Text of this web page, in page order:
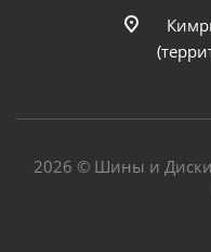
2026 © Шины и